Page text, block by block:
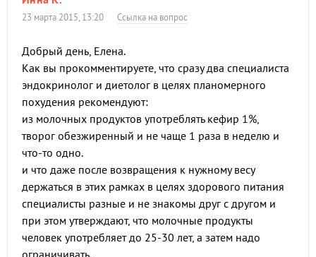
23 марта 2015, 13:20 Ссылка на вопрос
Добрый день, Елена.
Как вы прокомментируете, что сразу два специалиста
эндокринолог и диетолог в целях планомерного
похудения рекомендуют:
из молочных продуктов употреблять кефир 1%,
творог обезжиренный и не чаще 1 раза в неделю и
что-то одно.
и что даже после возвращения к нужному весу
держаться в этих рамках в целях здорового питания
специалисты разные и не знакомы друг с другом и
при этом утверждают, что молочные продукты
человек употребляет до 25-30 лет, а затем надо
ограничивать.